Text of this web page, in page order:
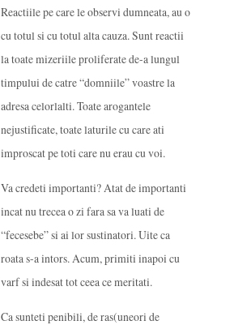
Reactiile pe care le observi dumneata, au o
cu totul si cu totul alta cauza. Sunt reactii
la toate mizeriile proliferate de-a lungul
timpului de catre “domniile” voastre la
adresa celorlalti. Toate arogantele
nejustificate, toate laturile cu care ati
improscat pe toti care nu erau cu voi.
Va credeti importanti? Atat de importanti
incat nu trecea o zi fara sa va luati de
“fecesebe” si ai lor sustinatori. Uite ca
roata s-a intors. Acum, primiti inapoi cu
varf si indesat tot ceea ce meritati.
Ca sunteti penibili, de ras(uneori de